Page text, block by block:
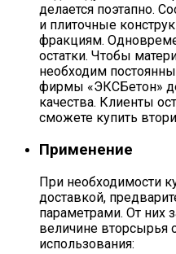
делается поэтапно.
и плиточные
фракциям.
остатки. Чтобы
необходим
фирмы «ЭКСБетон»
качества. Клиенты
сможете купить
Применение
При необходимости
доставкой,
параметрами. От них
величине вторсырья
использования: